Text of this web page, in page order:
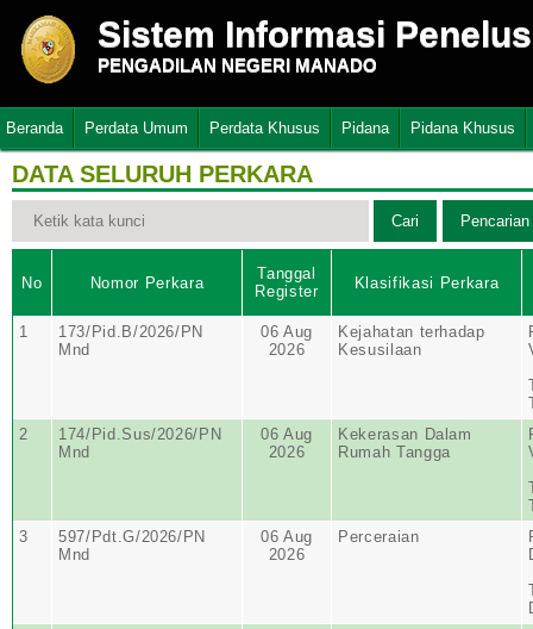
Sistem Informasi
PENGADILAN NEGERI MANADO
Beranda Perdata Umum Perdata Khusus Pidana Pidana Khusus
DATA SELURUH PERKARA
No Nomor Perkara
Tanggal
Register
Klasifikasi Perkara
1
173/Pid.B/2026/PN
Mnd
06 Aug
2026
Kejahatan terhadap
Kesusilaan
2
174/Pid.Sus/2026/PN
Mnd
06 Aug
2026
Kekerasan Dalam
Rumah Tangga
3
597/Pdt.G/2026/PN
Mnd
06 Aug
2026
Perceraian